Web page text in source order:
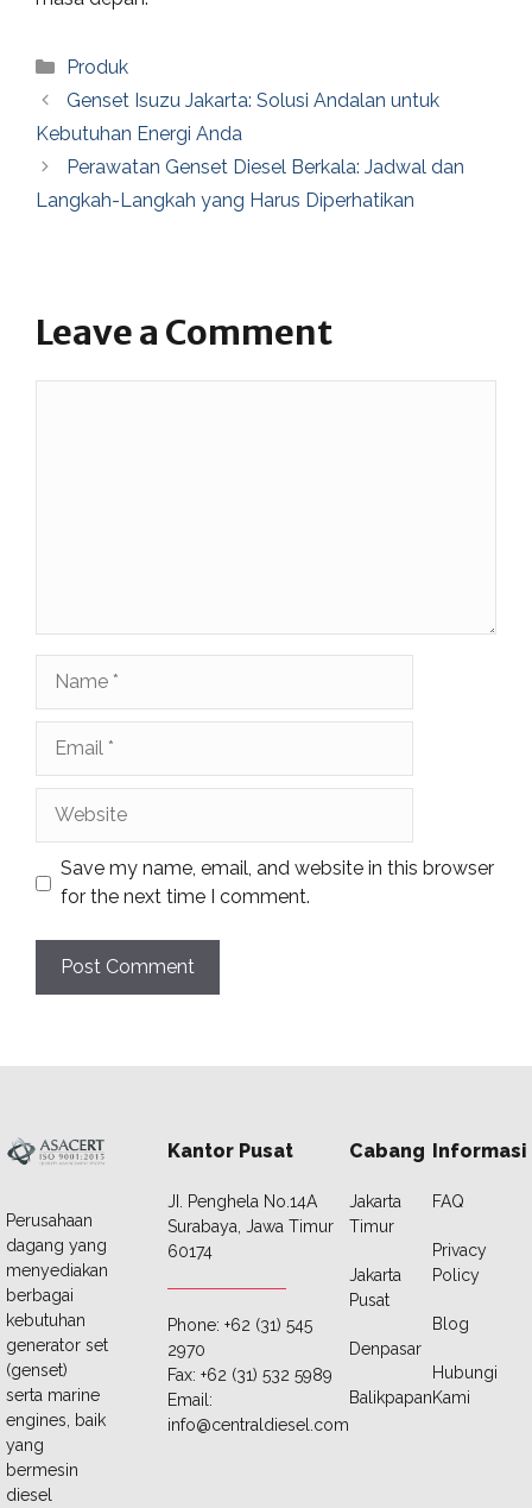
Categories
Produk
Genset Isuzu Jakarta: Solusi Andalan untuk
Kebutuhan Energi Anda
Perawatan Genset Diesel Berkala: Jadwal dan
Langkah-Langkah yang Harus Diperhatikan
Leave a Comment
Save my name, email, and website in this browser
for the next time I comment.
Perusahaan
dagang yang
menyediakan
berbagai
kebutuhan
generator set
(genset)
serta marine
engines, baik
yang
bermesin
diesel
Kantor Pusat
JI. Penghela No.14A
Surabaya, Jawa Timur
60174
Phone: +62 (31) 545
2970
Fax: +62 (31) 532 5989
Email:
info@centraldiesel.com
Cabang
Jakarta
Timur
Jakarta
Pusat
Denpasar
Balikpapan
Informasi
FAQ
Privacy
Policy
Blog
Hubungi
Kami